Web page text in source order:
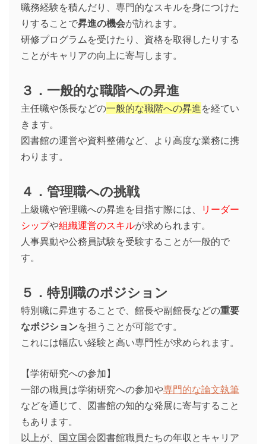
職務経験を積んだり、専門的なスキルを身につけた
りすることで昇進の機会が訪れます。
研修プログラムを受けたり、資格を取得したりする
ことがキャリアの向上に寄与します。
３．一般的な職階への昇進
主任職や係長などの一般的な職階への昇進を経てい
きます。
図書館の運営や資料整備など、より高度な業務に携
わります。
４．管理職への挑戦
上級職や管理職への昇進を目指す際には、
リーダー
シップや組織運営のスキルが求められます。
人事異動や公務員試験を受験することが一般的で
す。
５．特別職のポジション
特別職に昇進することで、館長や副館長などの重要
なポジションを担うことが可能です。
これには幅広い経験と高い専門性が求められます。
【学術研究への参加】
一部の職員は学術研究への参加や専門的な論文執筆
などを通じて、図書館の知的な発展に寄与すること
もあります。
以上が、国立国会図書館職員たちの年収とキャリア